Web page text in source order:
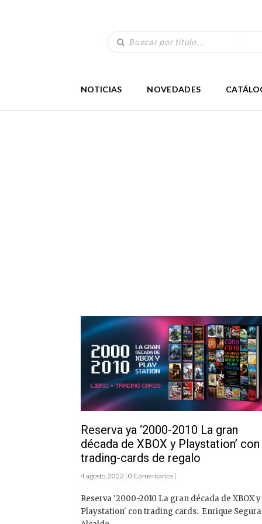
NOTICIAS NOVEDADES
Reserva ya ‘2000-2010 La gran
década de XBOX y Playstation’ con
trading-cards de regalo
4 agosto, 2022 | 0 Comentarios |
Reserva '2000-2010 La gran década de XBOX y
Playstation' con trading cards. Enrique Segura